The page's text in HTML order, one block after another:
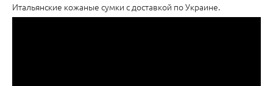
Итальянские кожаные сумки с доставкой по Украине.